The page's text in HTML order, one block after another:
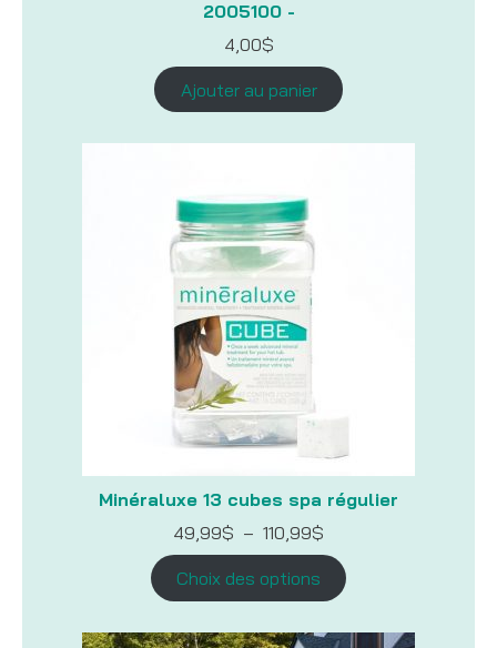
2005100 -
4,00$
Ajouter au panier
Minéraluxe 13 cubes spa régulier
49,99$ – 110,99$
de
prix :
49,99$
à
Choix des options